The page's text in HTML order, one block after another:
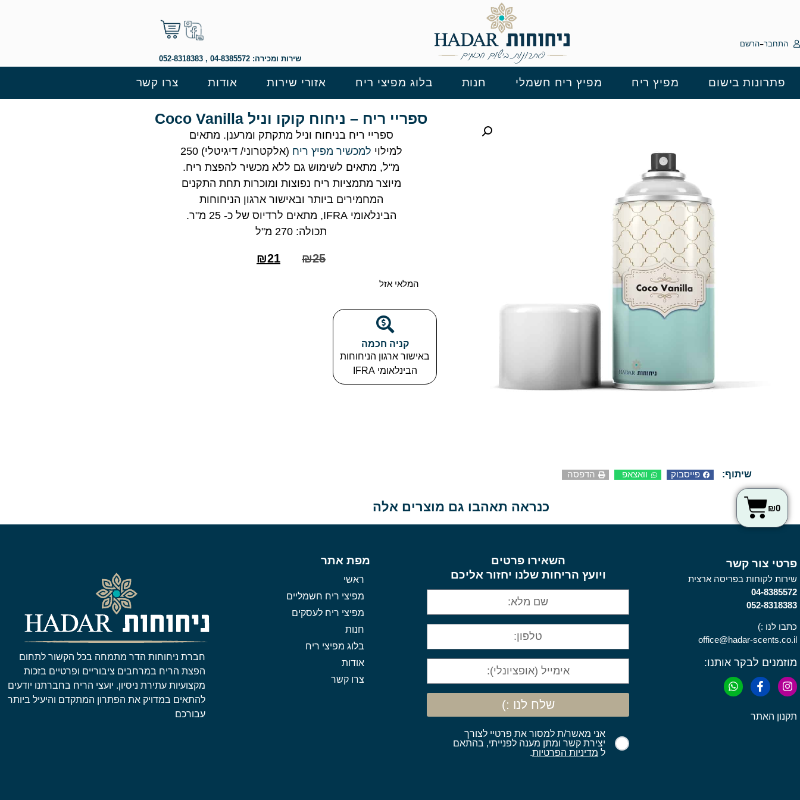
התחבר-הרשם
שירות ומכירה: 04-8385572 , 052-8318383
פתרונות בישום מפיץ ריח מפיץ ריח חשמלי חנות בלוג מפיצי ריח אזורי שירות אודות צרו קשר
שיתוף: פייסבוק וואצאפ הדפסה
ספריי ריח – ניחוח קוקו וניל Coco Vanilla
ספריי ריח בניחוח וניל מתקתק ומרענן. מתאים
למילוי למכשיר מפיץ ריח
(אלקטרוני/ דיגיטלי) 250
מ"ל, מתאים לשימוש גם ללא מכשיר להפצת ריח.
מיוצר מתמציות ריח נפוצות ומוכרות תחת התקנים
המחמירים ביותר ובאישור ארגון הניחוחות
הבינלאומי IFRA, מתאים לרדיוס של כ- 25 מ"ר.
תכולה: 270 מ"ל
₪25
₪21
המלאי אזל
קניה חכמה​
באישור ארגון הניחוחות
הבינלאומי IFRA
כנראה תאהבו גם מוצרים אלה
פרטי צור קשר
שירות לקוחות בפריסה ארצית
04-8385572
052-8318383
כתבו לנו :)
office@hadar-scents.co.il
מוזמנים לבקר אותנו:
תקנון האתר
השאירו פרטים
ויועץ הריחות שלנו יחזור אליכם
אני מאשר/ת למסור את פרטיי לצורך
יצירת קשר ומתן מענה לפנייתי, בהתאם
ל מדיניות הפרטיות.
שלח לנו :)
מפת אתר
ראשי
מפיצי ריח חשמליים
מפיצי ריח לעסקים
חנות
בלוג מפיצי ריח
אודות
צרו קשר
חברת ניחוחות הדר מתמחה בכל הקשור לתחום
הפצת הריח במרחבים ציבוריים ופרטיים בזכות
מקצועיות עתירת ניסיון. יועצי הריח בחברתנו יודעים
להתאים במדויק את הפתרון המתקדם והיעיל ביותר
עבורכם
₪0